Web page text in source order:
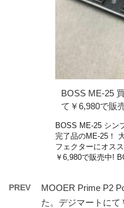
BOSS ME-25
て￥6,980で販
BOSS ME-25 シン
完了品のME-25！
フェクターにオス
￥6,980で販売中!
PREV
MOOER Prime P2
た。デジマートにて